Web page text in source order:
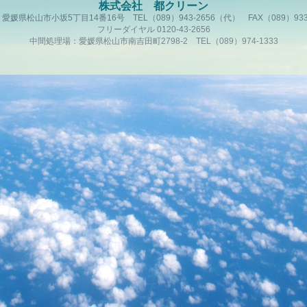
株式会社 都クリーン
愛媛県松山市小坂5丁目14番16号 TEL（089）943-2656（代） FAX（089）
フリーダイヤル 0120-43-2656
中間処理場：愛媛県松山市南吉田町2798-2 TEL（089）974-1333